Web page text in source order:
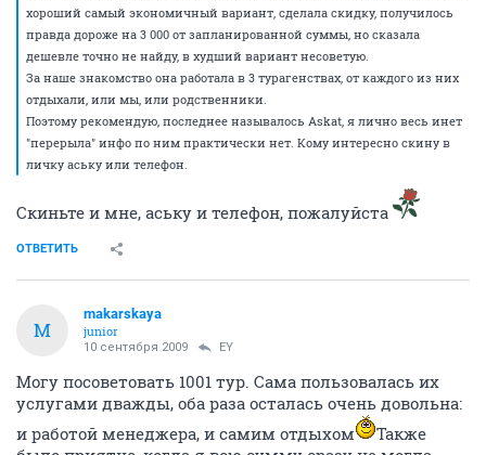
хороший самый экономичный вариант, сделала скидку, получилось
правда дороже на 3 000 от запланированной суммы, но сказала
дешевле точно не найду, в худший вариант несоветую.
За наше знакомство она работала в 3 турагенствах, от каждого из них
отдыхали, или мы, или родственники.
Поэтому рекомендую, последнее называлось Askat, я лично весь инет
"перерыла" инфо по ним практически нет. Кому интересно скину в
личку аську или телефон.
Скиньте и мне, аську и телефон, пожалуйста
ОТВЕТИТЬ
M
makarskaya
junior
10 сентября 2009 EY
Могу посоветовать 1001 тур. Сама пользовалась их
услугами дважды, оба раза осталась очень довольна:
и работой менеджера, и самим отдыхом
Также